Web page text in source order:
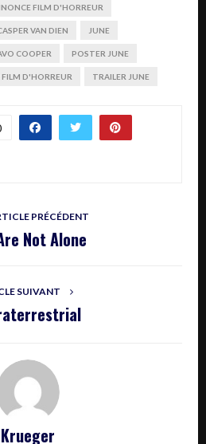
FILM D'HORREUR
VAN DIEN JUNE
COOPER POSTER JUNE
FILM D'HORREUR TRAILER JUNE
PRÉCÉDENT
Not Alone
SUIVANT
Krueger